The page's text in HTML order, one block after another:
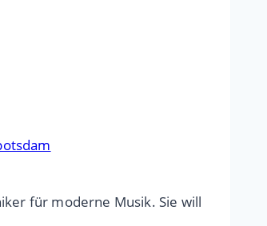
für moderne Musik. Sie will